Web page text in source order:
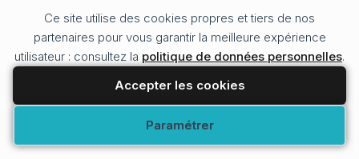
Ce site utilise des cookies propres et tiers de nos
partenaires pour vous garantir la meilleure expérience
utilisateur : consultez la politique de données personnelles.
Accepter les cookies
Paramétrer
Modifier vos préférences
gens sont plus chaleureux envers vous 😀
Août 15, 2019 at 18 h 07 min #236340
Sandrine Monllor (Fuchinran)
Keymaster